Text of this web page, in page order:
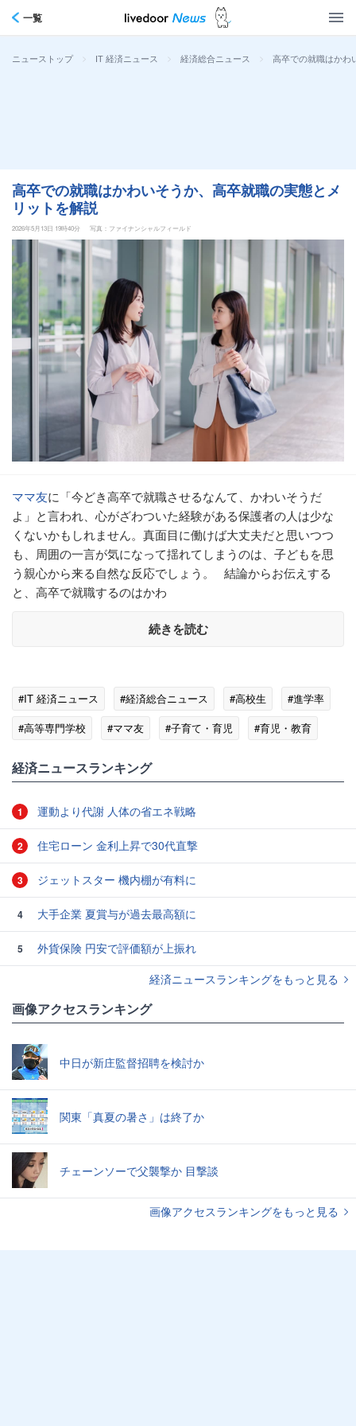
一覧
ニューストップ > IT 経済ニュース > 経済総合ニュース > 高卒での就職はかわ
高卒での就職はかわいそうか、高卒就職の実態とメ
リットを解説
2026年5月13日 19時40分 写真：ファイナンシャルフィールド
ママ友に「今どき高卒で就職させるなんて、かわいそうだ
よ」と言われ、心がざわついた経験がある保護者の人は少な
くないかもしれません。真面目に働けば大丈夫だと思いつつ
も、周囲の一言が気になって揺れてしまうのは、子どもを思
う親心から来る自然な反応でしょう。 結論からお伝えする
と、高卒で就職するのはかわ
続きを読む
#IT 経済ニュース #経済総合ニュース #高校生
#進学率
#高等専門学校
#ママ友 #子育て・育児 #育児・教育
経済ニュースランキング
1 運動より代謝 人体の省エネ戦略
2 住宅ローン 金利上昇で30代直撃
3 ジェットスター 機内棚が有料に
4 大手企業 夏賞与が過去最高額に
5
外貨保険 円安で評価額が上振れ
経済ニュースランキングをもっと見る
画像アクセスランキング
中日が新庄監督招聘を検討か
関東「真夏の暑さ」は終了か
チェーンソーで父襲撃か 目撃談
画像アクセスランキングをもっと見る